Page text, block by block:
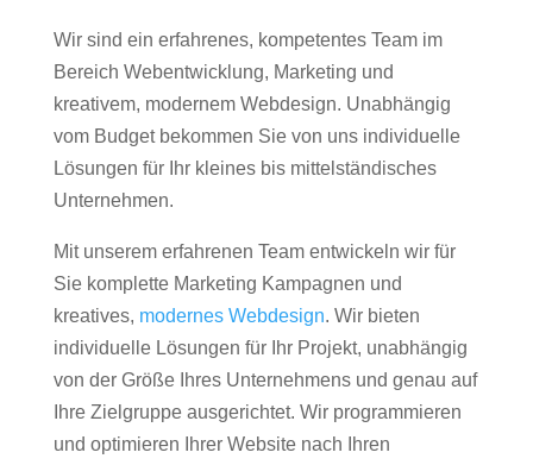
Wir sind ein erfahrenes, kompetentes Team im
Bereich Webentwicklung, Marketing und
kreativem, modernem Webdesign. Unabhängig
vom Budget bekommen Sie von uns individuelle
Lösungen für Ihr kleines bis mittelständisches
Unternehmen.
Mit unserem erfahrenen Team entwickeln wir für
Sie komplette Marketing Kampagnen und
kreatives, modernes Webdesign. Wir bieten
individuelle Lösungen für Ihr Projekt, unabhängig
von der Größe Ihres Unternehmens und genau auf
Ihre Zielgruppe ausgerichtet. Wir programmieren
und optimieren Ihrer Website nach Ihren